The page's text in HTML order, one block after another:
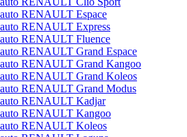
RENAULT Espace
RENAULT Express
RENAULT Fluence
RENAULT Grand Espace
auto RENAULT Grand Kangoo
auto RENAULT Grand Koleos
auto RENAULT Grand Modus
auto RENAULT Kadjar
auto RENAULT Kangoo
auto RENAULT Koleos